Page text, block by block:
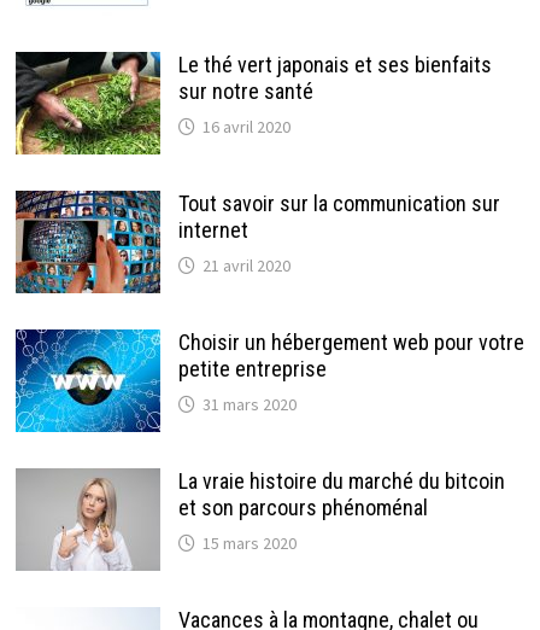
Le thé vert japonais et ses bienfaits
sur notre santé
16 avril 2020
Tout savoir sur la communication sur
internet
21 avril 2020
Choisir un hébergement web pour votre
petite entreprise
31 mars 2020
La vraie histoire du marché du bitcoin
et son parcours phénoménal
15 mars 2020
Vacances à la montagne, chalet ou